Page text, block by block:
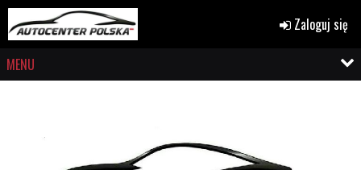
Zaloguj się
MENU